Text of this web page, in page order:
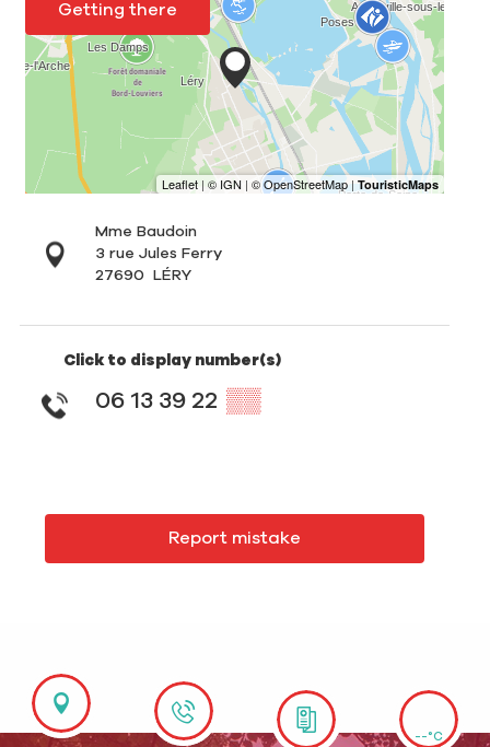
Getting there
Mme Baudoin
3 rue Jules Ferry
27690
LÉRY
Click to display number(s)
06 13 39 22 ▒▒
Report mistake
--°C